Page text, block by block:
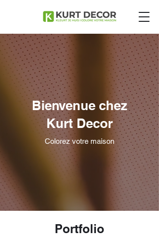
Bienvenue chez
Kurt Decor
Colorez votre maison
Portfolio